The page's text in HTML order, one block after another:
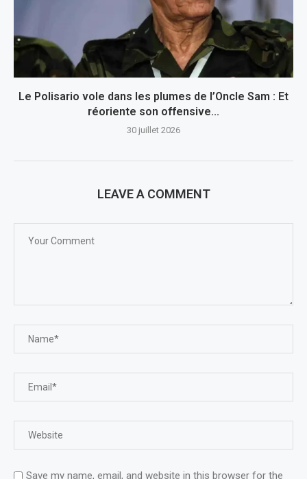
Le Polisario vole dans les plumes de l’Oncle Sam : Et
réoriente son offensive...
30 juillet 2026
LEAVE A COMMENT
Save my name, email, and website in this browser for the